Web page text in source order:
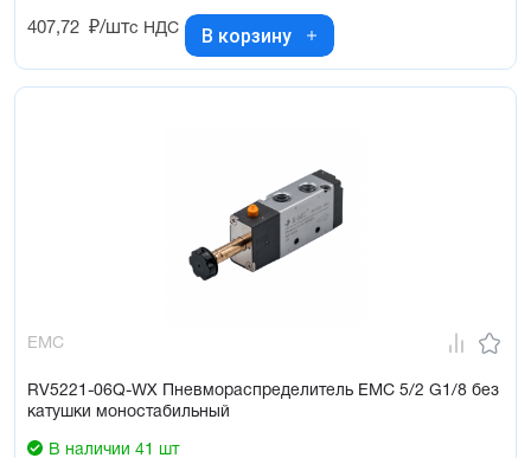
407,72 ₽/штс НДС В корзину
EMC
RV5221-06Q-WX Пневмораспределитель EMC 5/2 G1/8 без
катушки моностабильный
В наличии 41 шт